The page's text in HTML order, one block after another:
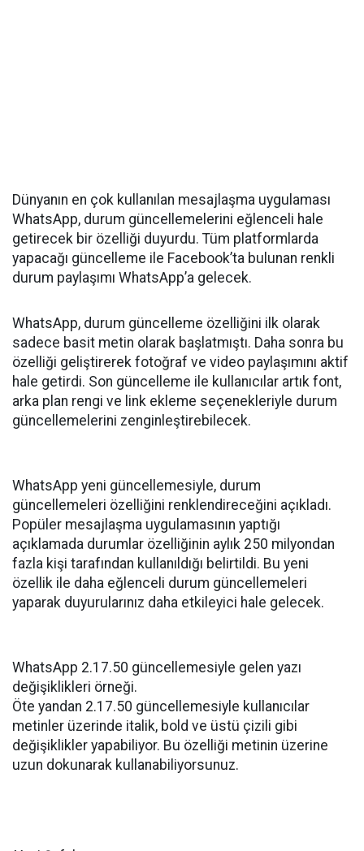
Dünyanın en çok kullanılan mesajlaşma uygulaması
WhatsApp, durum güncellemelerini eğlenceli hale
getirecek bir özelliği duyurdu. Tüm platformlarda
yapacağı güncelleme ile Facebook’ta bulunan renkli
durum paylaşımı WhatsApp’a gelecek.
WhatsApp, durum güncelleme özelliğini ilk olarak
sadece basit metin olarak başlatmıştı. Daha sonra bu
özelliği geliştirerek fotoğraf ve video paylaşımını aktif
hale getirdi. Son güncelleme ile kullanıcılar artık font,
arka plan rengi ve link ekleme seçenekleriyle durum
güncellemelerini zenginleştirebilecek.
WhatsApp yeni güncellemesiyle, durum
güncellemeleri özelliğini renklendireceğini açıkladı.
Popüler mesajlaşma uygulamasının yaptığı
açıklamada durumlar özelliğinin aylık 250 milyondan
fazla kişi tarafından kullanıldığı belirtildi. Bu yeni
özellik ile daha eğlenceli durum güncellemeleri
yaparak duyurularınız daha etkileyici hale gelecek.
WhatsApp 2.17.50 güncellemesiyle gelen yazı
değişiklikleri örneği.
Öte yandan 2.17.50 güncellemesiyle kullanıcılar
metinler üzerinde italik, bold ve üstü çizili gibi
değişiklikler yapabiliyor. Bu özelliği metinin üzerine
uzun dokunarak kullanabiliyorsunuz.